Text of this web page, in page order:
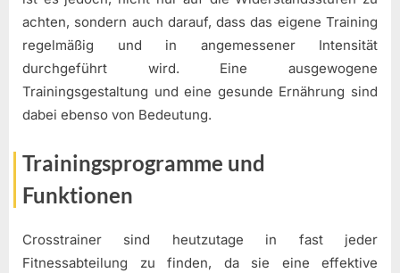
achten, sondern auch darauf, dass das eigene Training
regelmäßig und in angemessener Intensität
durchgeführt wird. Eine ausgewogene
Trainingsgestaltung und eine gesunde Ernährung sind
dabei ebenso von Bedeutung.
Trainingsprogramme und
Funktionen
Crosstrainer sind heutzutage in fast jeder
Fitnessabteilung zu finden, da sie eine effektive